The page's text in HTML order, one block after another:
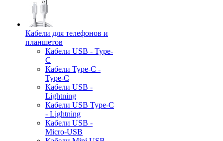
Кабели для телефонов и
планшетов
Кабели USB - Type-
C
Кабели Type-C -
Type-C
Кабели USB -
Lightning
Кабели USB Type-C
- Lightning
Кабели USB -
Micro-USB